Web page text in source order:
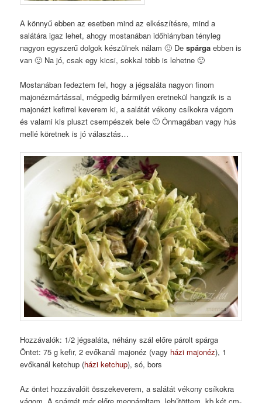
A könnyű ebben az esetben mind az elkészítésre, mind a
salátára igaz lehet, ahogy mostanában időhiányban tényleg
nagyon egyszerű dolgok készülnek nálam 🙂 De spárga ebben is
van 🙂 Na jó, csak egy kicsi, sokkal több is lehetne 🙂
Mostanában fedeztem fel, hogy a jégsaláta nagyon finom
majonézmártással, mégpedig bármilyen eretnekül hangzik is a
majonézt kefirrel keverem ki, a salátát vékony csíkokra vágom
és valami kis pluszt csempészek bele 🙂 Önmagában vagy hús
mellé köretnek is jó választás…
Hozzávalók: 1/2 jégsaláta, néhány szál előre párolt spárga
Öntet: 75 g kefir, 2 evőkanál majonéz (vagy házi majonéz), 1
evőkanál ketchup (házi ketchup), só, bors
Az öntet hozzávalóit összekeverem, a salátát vékony csíkokra